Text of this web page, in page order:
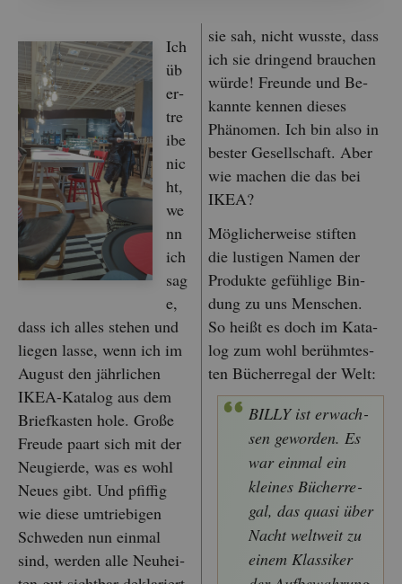
Ich
üb
er­
tre
i­be
nic
ht,
we
nn
ich
sag
e,
dass ich alles ste­hen und
lie­gen lasse, wenn ich im
Au­gust den jähr­li­chen
IKEA-Ka­ta­log aus dem
Brief­kas­ten hole. Große
Freu­de paart sich mit der
Neu­gier­de, was es wohl
Neues gibt. Und pfif­fig
wie diese um­trie­bi­gen
Schwe­den nun ein­mal
sind, wer­den alle Neu­hei­
sie sah, nicht wuss­te, dass
ich sie drin­gend brau­chen
würde! Freun­de und Be­
kann­te ken­nen die­ses
Phä­no­men. Ich bin also in
bes­ter Ge­sell­schaft. Aber
wie ma­chen die das bei
IKEA?
Mög­li­cher­wei­se stif­ten
die lus­ti­gen Namen der
Pro­duk­te ge­füh­li­ge Bin­
dung zu uns Men­schen.
So heißt es doch im Ka­ta­
log zum wohl be­rühm­tes­
ten Bü­cher­re­gal der Welt:
BILLY ist er­wach­
sen ge­wor­den. Es
war ein­mal ein
klei­nes Bü­cher­re­
gal, das quasi über
Nacht welt­weit zu
einem Klas­si­ker